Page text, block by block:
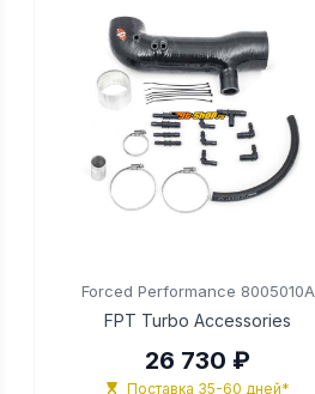
Forced Performance 8005010A
FPT Turbo Accessories
26 730 ₽
Поставка 35-60 дней*